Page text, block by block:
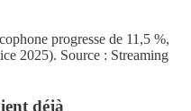
progresse de 11,5 %,
2025). Source : Streaming
déjà